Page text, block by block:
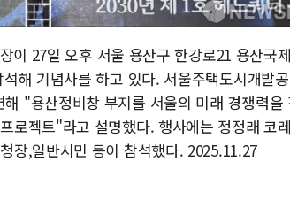
이 27일 오후 서울 용산구 한강로21 용산국
해 기념사를 하고 있다. 서울주택도시개발
"용산정비창 부지를 서울의 미래 경쟁력을
로젝트"라고 설명했다. 행사에는 정정래 코
장,일반시민 등이 참석했다. 2025.11.27